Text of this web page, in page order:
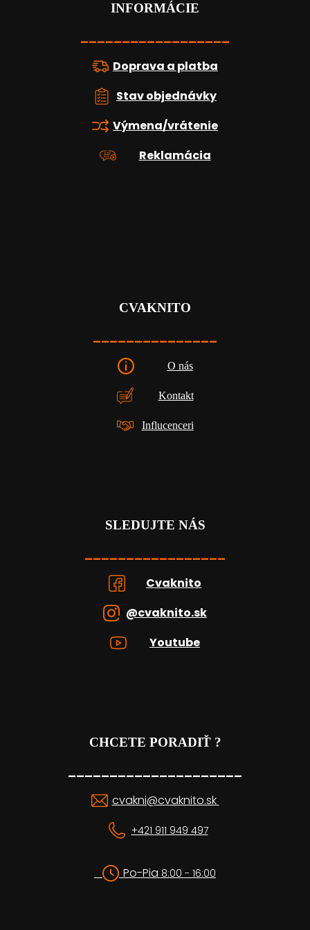
INFORMÁCIE
__________________
Doprava a platba
Stav objednávky
Výmena/vrátenie
Reklamácia
CVAKNITO
_______________
O nás
Kontakt
Influcenceri
SLEDUJTE NÁS
_________________
Cvaknito
@cvaknito.sk
Youtube
CHCETE PORADIŤ ?
_____________________
cvakni@cvaknito.sk
+421 911 949 497
Po-Pia 8:00 - 16:00